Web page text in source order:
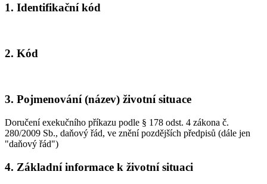
1. Identifikační kód
2. Kód
3. Pojmenování (název) životní situace
Doručení exekučního příkazu podle § 178 odst. 4 zákona č.
280/2009 Sb., daňový řád, ve znění pozdějších předpisů (dále jen
"daňový řád")
4. Základní informace k životní situaci